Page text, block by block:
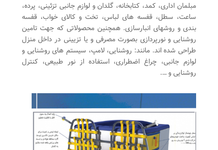
مبلمان اداری، کمد، کتابخانه، گلدان و لوازم جانبی تزئینی، پرده،
ساعت، سطل، قفسه های لباس، تخت و کالای خواب، قفسه
بندی و روشهای انبارسازی. همچنین محصولاتی که جهت تامین
روشنایی و نورپردازی بصورت مصرفی و یا تزیینی در داخل منزل
طراحی شده اند. مانند: روشنایی، لامپ، سیستم های روشنایی و
لوازم جانبی، چراغ اضطراری، استفاده از نور طبیعی، کنترل
روشنایی و ….